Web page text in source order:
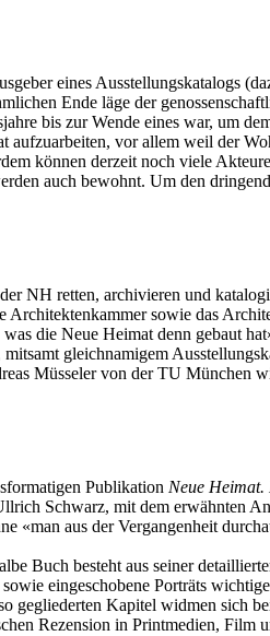
eines Ausstellungskatalogs
Ende läge der
bis zur Wende eines war, um
vor allem weil der
können derzeit noch viele
auch bewohnt. Um den
NH retten, archivieren und
sowie das
die Neue Heimat denn gebaut
gleichnamigem
Müsseler von der TU München
Publikation Neue Heimat.
Schwarz, mit dem erwähnten
«man aus der Vergangenheit
Buch besteht aus seiner
eingeschobene Porträts
gegliederten Kapitel widmen sich
Rezension in Printmedien, Film